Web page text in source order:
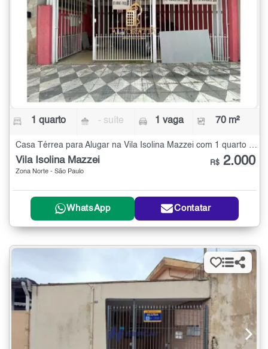
1 quarto - suíte 1 vaga 70 m²
Vila Isolina Mazzei
Zona Norte - São Paulo
R$ 2.000
WhatsApp Contatar